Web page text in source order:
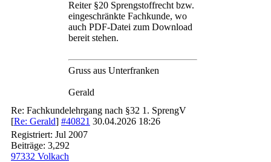
Reiter §20 Sprengstoffrecht bzw.
eingeschränkte Fachkunde, wo
auch PDF-Datei zum Download
bereit stehen.
Gruss aus Unterfranken
Gerald
Re: Fachkundelehrgang nach §32 1. SprengV
[Re: Gerald] #40821 30.04.2026 18:26
Registriert: Jul 2007
Beiträge: 3,292
97332 Volkach